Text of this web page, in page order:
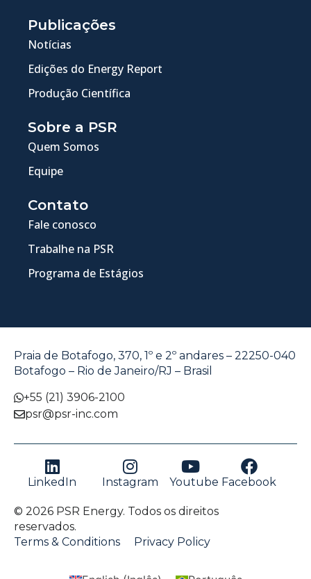
Publicações
Notícias
Edições do Energy Report
Produção Científica
Sobre a PSR
Quem Somos
Equipe
Contato
Fale conosco
Trabalhe na PSR
Programa de Estágios
Praia de Botafogo, 370, 1º e 2º andares – 22250-040
Botafogo – Rio de Janeiro/RJ – Brasil
+55 (21) 3906-2100
psr@psr-inc.com
LinkedIn Instagram Youtube Facebook
© 2026 PSR Energy. Todos os direitos
reservados.
Terms & Conditions
Privacy Policy